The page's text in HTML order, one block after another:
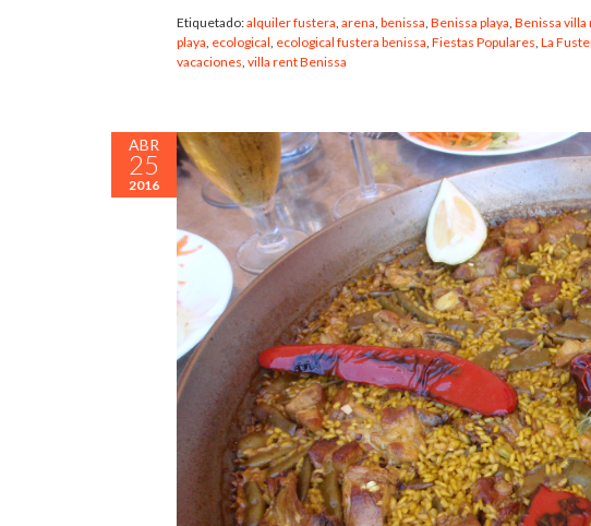
Etiquetado:alquiler fustera, arena, benissa, Benissa playa, Benissa villa
playa, ecological, ecological fustera benissa, Fiestas Populares, La
vacaciones, villa rent Benissa
ABR
25
2016